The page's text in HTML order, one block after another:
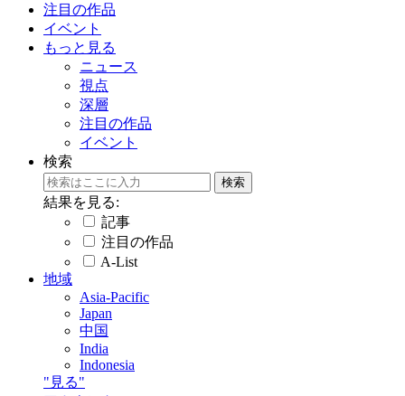
注目の作品
イベント
もっと見る
ニュース
視点
深層
注目の作品
イベント
検索
結果を見る:
記事
注目の作品
A-List
地域
Asia-Pacific
Japan
中国
India
Indonesia
"見る"